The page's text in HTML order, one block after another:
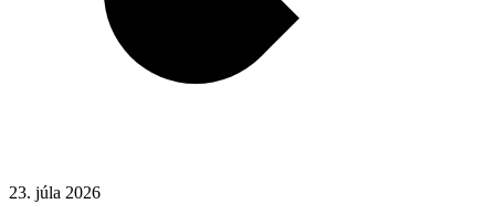
23. júla 2026